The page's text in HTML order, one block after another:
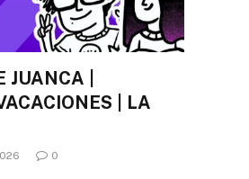
JUANCA |
| LA
0